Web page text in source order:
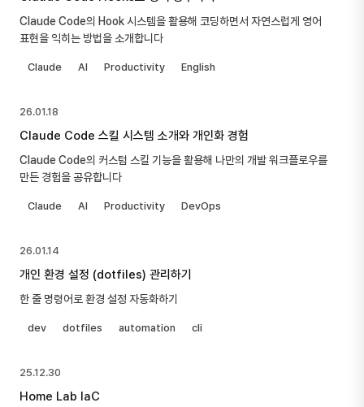
Claude Code의 Hook 시스템을 활용해 코딩하면서 자연스럽게 영어
표현을 익히는 방법을 소개합니다
Claude AI Productivity English
26.01.18
Claude Code 스킬 시스템 소개와 개인화 경험
Claude Code의 커스텀 스킬 기능을 활용해 나만의 개발 워크플로우를
만든 경험을 공유합니다
Claude AI Productivity DevOps
26.01.14
개인 환경 설정 (dotfiles) 관리하기
한 줄 명령어로 환경 설정 자동화하기
dev dotfiles automation cli
25.12.30
Home Lab IaC